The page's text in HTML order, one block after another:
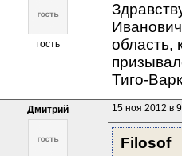
гость
область,
Тиго-
Дмитрий 15 ноя 2012 в
Filosof